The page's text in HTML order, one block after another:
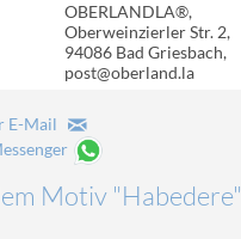
OBERLANDLA®,
Oberweinzierler Str. 2,
94086 Bad Griesbach,
post@oberland.la
E-Mail
Motiv "Habedere"